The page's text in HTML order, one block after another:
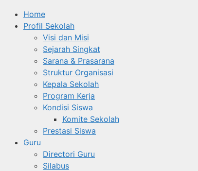
Home
Profil Sekolah
Visi dan Misi
Sejarah Singkat
Sarana & Prasarana
Struktur Organisasi
Kepala Sekolah
Program Kerja
Kondisi Siswa
Komite Sekolah
Prestasi Siswa
Guru
Directori Guru
Silabus